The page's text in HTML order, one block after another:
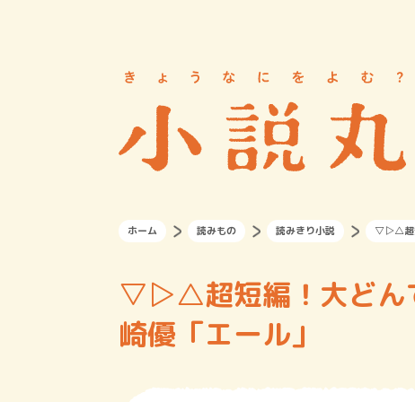
ホーム 読みもの 読みきり小説 ▽▷△超
▽▷△超短編！大ど
崎優「エール」